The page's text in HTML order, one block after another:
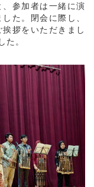
参加者は一緒に演
た。閉会に際し、
拶をいただきまし
た。